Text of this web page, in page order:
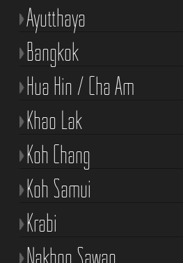
Ayutthaya
Bangkok
Hua Hin / Cha Am
Khao Lak
Koh Chang
Koh Samui
Krabi
Nakhon Sawan